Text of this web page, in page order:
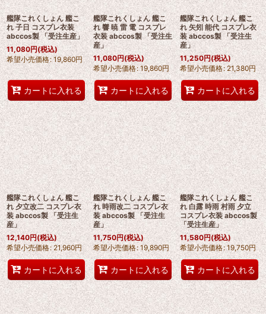
艦隊これくしょん 艦こ
れ 子日 コスプレ衣装
abccos製 「受注生産」
11,080円(税込)
希望小売価格: 19,860円
カートに入れる
艦隊これくしょん 艦こ
れ 響 暁 雷 電 コスプレ
衣装 abccos製 「受注生
産」
11,080円(税込)
希望小売価格: 19,860円
カートに入れる
艦隊これくしょん 艦こ
れ 矢矧 能代 コスプレ衣
装 abccos製 「受注生
産」
11,250円(税込)
希望小売価格: 21,380円
カートに入れる
艦隊これくしょん 艦こ
れ 夕立改二 コスプレ衣
装 abccos製 「受注生
産」
12,140円(税込)
希望小売価格: 21,960円
カートに入れる
艦隊これくしょん 艦こ
れ 時雨改二 コスプレ衣
装 abccos製 「受注生
産」
11,750円(税込)
希望小売価格: 19,890円
カートに入れる
艦隊これくしょん 艦こ
れ 白露 時雨 村雨 夕立
コスプレ衣装 abccos製
「受注生産」
11,580円(税込)
希望小売価格: 19,750円
カートに入れる